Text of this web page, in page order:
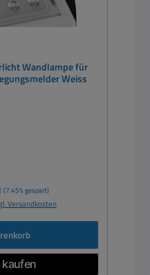
Wandlampe für
Weiss
Preis:
(7.45% gespart)
Versandkosten